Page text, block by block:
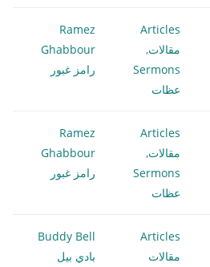
Articles
مقالات,
Sermons
عظات
Ramez
Ghabbour
رامز غبور
Articles
مقالات,
Sermons
عظات
Ramez
Ghabbour
رامز غبور
Articles
مقالات
Buddy Bell
بادي بيل